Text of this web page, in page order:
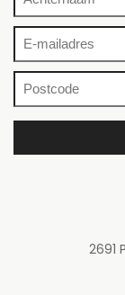
2691